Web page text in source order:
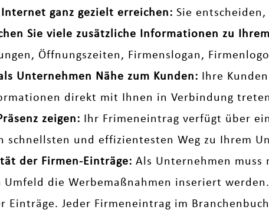
ganz gezielt erreichen: Sie
Sie viele zusätzliche Informationen zu
Öffnungszeiten, Firmenslogan,
Unternehmen Nähe zum Kunden: Ihre
direkt mit Ihnen in Verbindung
zeigen: Ihr Frimeneintrag verfügt über
schnellsten und effizientesten Weg zu Ihrem
der Firmen-Einträge: Als Unternehmen muss
Umfeld die Werbemaßnahmen inseriert
Einträge. Jeder Firmeneintrag im